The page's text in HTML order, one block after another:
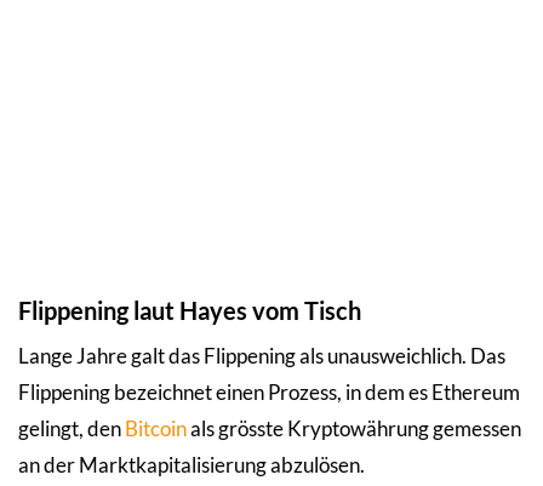
Flippening laut Hayes vom Tisch
Lange Jahre galt das Flippening als unausweichlich. Das
Flippening bezeichnet einen Prozess, in dem es Ethereum
gelingt, denBitcoinals grösste Kryptowährung gemessen
an der Marktkapitalisierung abzulösen.